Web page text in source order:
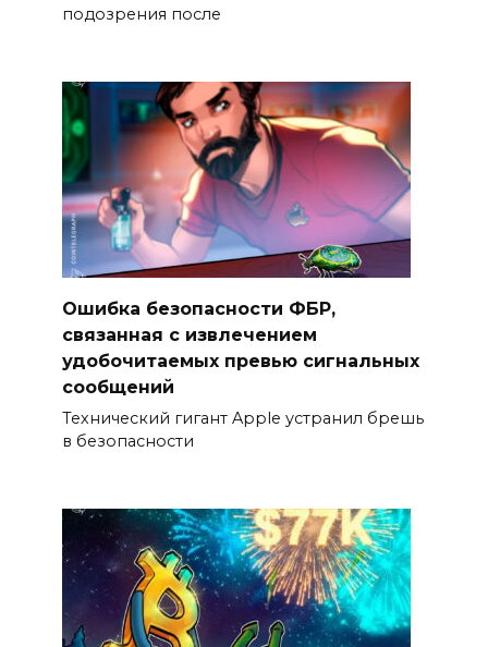
подозрения после
Ошибка безопасности ФБР,
связанная с извлечением
удобочитаемых превью сигнальных
сообщений
Технический гигант Apple устранил брешь
в безопасности